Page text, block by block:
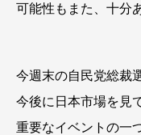
可能性もまた、十分
今週末の自民党総裁
今後に日本市場を見
重要なイベントの一